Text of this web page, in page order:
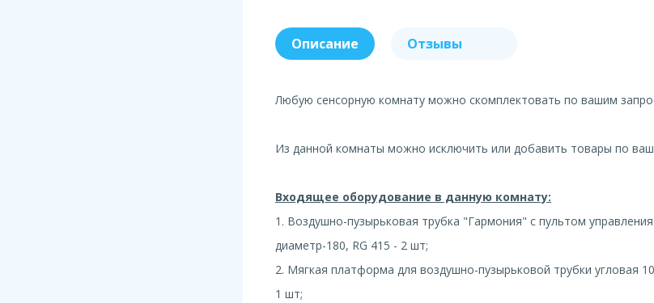
Описание Отзывы
Любую сенсорную комнату можно скомплектовать по вашим
Из данной комнаты можно исключить или добавить товары по
Входящее оборудование в данную комнату:
1. Воздушно-пузырьковая трубка "Гармония" с пультом
диаметр-180, RG 415 - 2 шт;
2. Мягкая платформа для воздушно-пузырьковой трубки угловая
1 шт;